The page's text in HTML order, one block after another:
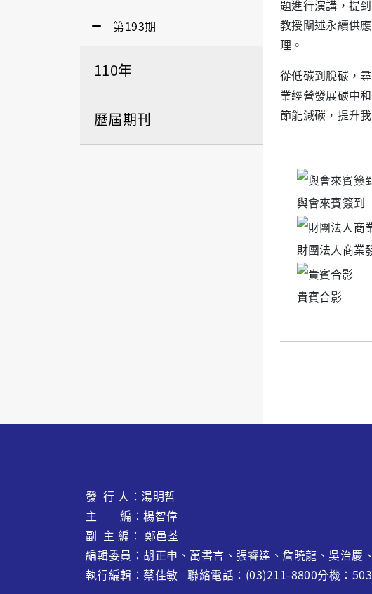
第193期
110年
歷屆期刊
題進行演講，提
教授闡述永續供
理。
從低碳到脫碳，
業經營發展碳中
節能減碳，提升
與會來賓簽到
財團法人商業
貴賓合影
發 行 人：湯明哲
主 編：楊智偉
副 主 編： 鄭邑荃
編輯委員：胡正申、萬書言、張睿達、詹曉龍 、吳治慶
執行編輯：蔡佳敏 聯絡電話：(03)211-8800分機：